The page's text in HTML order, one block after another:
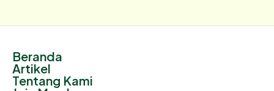
Beranda
Artikel
Tentang Kami